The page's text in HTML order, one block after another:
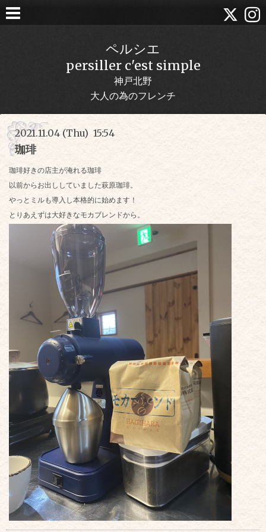
ペルシエ
persiller c'est simple
神戸北野
大人の為のフレンチ
2021.11.04 (Thu) 15:54
珈琲
珈琲好きの店主が淹れる珈琲
以前からお出ししていました萩原珈琲。
やっとミルも導入し本格的に始めます！
とりあえずは大好きなモカブレンドから。